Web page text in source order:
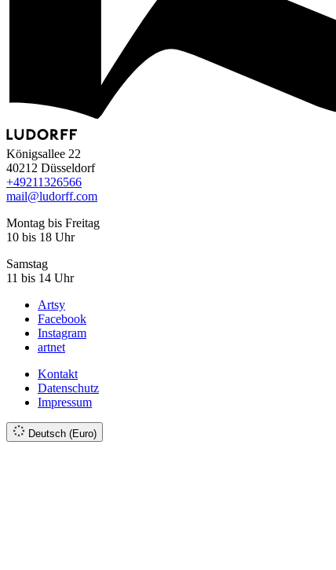
Königsallee 22
40212 Düsseldorf
+49211326566
mail@ludorff.com
Montag bis Freitag
10 bis 18 Uhr
Samstag
11 bis 14 Uhr
Artsy
Facebook
Instagram
artnet
Kontakt
Datenschutz
Impressum
Deutsch (Euro)